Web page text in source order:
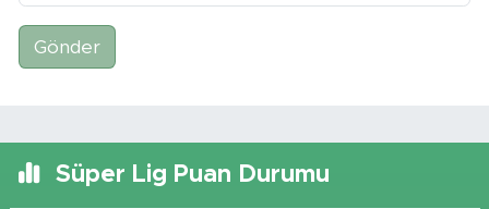
Gönder
Süper Lig Puan Durumu